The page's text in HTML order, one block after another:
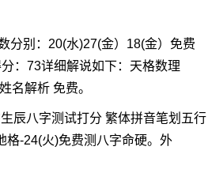
分别：20(水)27(金）18(金）免费
：73详细解说如下：天格数理
名解析 免费。
辰八字测试打分 繁体拼音笔划五行
格-24(火)免费测八字命硬。外